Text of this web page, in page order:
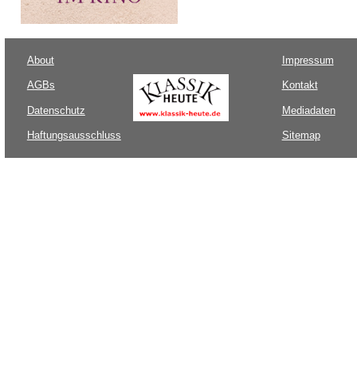
About
AGBs
Datenschutz
Haftungsausschluss
Impressum
Kontakt
Mediadaten
Sitemap